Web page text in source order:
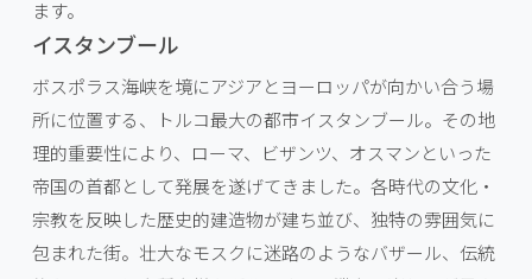
ます。
イスタンブール
ボスポラス海峡を境にアジアとヨーロッパが向かい合う場
所に位置する、トルコ最大の都市イスタンブール。その地
理的重要性により、ローマ、ビザンツ、オスマンといった
帝国の首都として発展を遂げてきました。各時代の文化・
宗教を反映した歴史的建造物が建ち並び、独特の雰囲気に
包まれた街。壮大なモスクに迷路のようなバザール、伝統